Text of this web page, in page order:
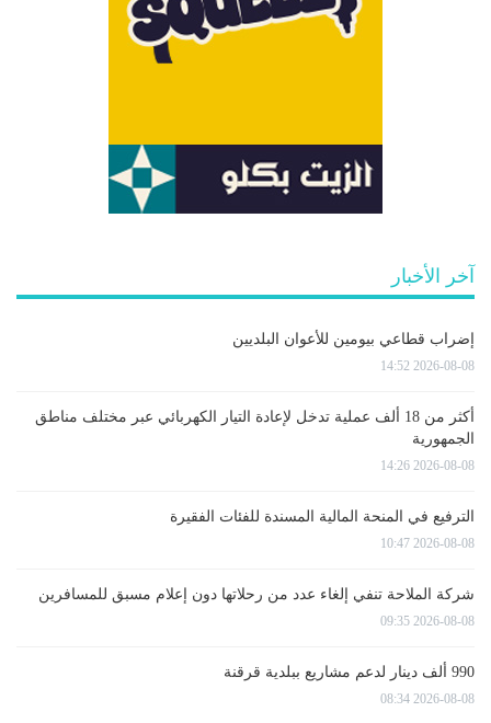
آخر الأخبار
إضراب قطاعي بيومين للأعوان البلديين
2026-08-08 14:52
أكثر من 18 ألف عملية تدخل لإعادة التيار الكهربائي عبر مختلف مناطق
الجمهورية
2026-08-08 14:26
الترفيع في المنحة المالية المسندة للفئات الفقيرة
2026-08-08 10:47
شركة الملاحة تنفي إلغاء عدد من رحلاتها دون إعلام مسبق للمسافرين
2026-08-08 09:35
990 ألف دينار لدعم مشاريع ببلدية قرقنة
2026-08-08 08:34